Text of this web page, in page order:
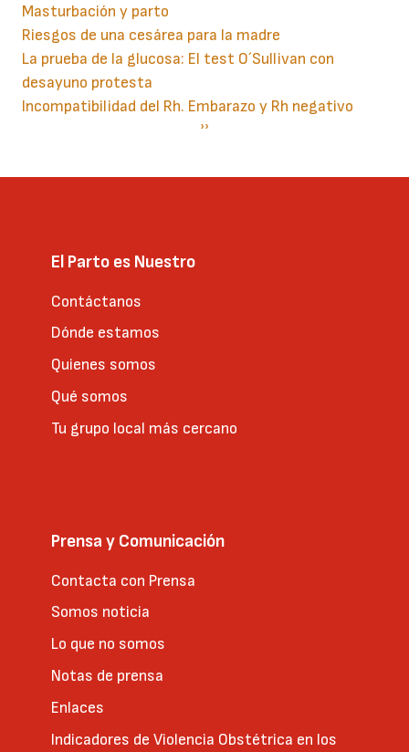
Masturbación y parto
Riesgos de una cesárea para la madre
La prueba de la glucosa: El test O´Sullivan con
desayuno protesta
Incompatibilidad del Rh. Embarazo y Rh negativo
Siguiente
››
El Parto es Nuestro
Contáctanos
Dónde estamos
Quienes somos
Qué somos
Tu grupo local más cercano
Prensa y Comunicación
Contacta con Prensa
Somos noticia
Lo que no somos
Notas de prensa
Enlaces
Indicadores de Violencia Obstétrica en los